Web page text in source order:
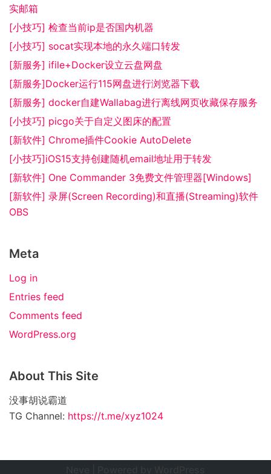
实邮箱
[小技巧] 检查当前ip是否国内机器
[小技巧] socat实现本地的永久端口转发
[新服务] ifile+Docker设立云盘网盘
[新服务]Docker运行115网盘进行浏览器下载
[新服务] docker自建Wallabag进行离线网页收藏保存服务
[小技巧] picgo关于自定义图床的配置
[新软件] Chrome插件Cookie AutoDelete
[小技巧]iOS15支持创建随机email地址用于转发
[新软件] One Commander 3免费文件管理器[Windows]
[新软件] 录屏(Screen Recording)和直播(Streaming)软件
OBS
Meta
Log in
Entries feed
Comments feed
WordPress.org
About This Site
没事胡说霸道
TG Channel: https://t.me/xyz1024